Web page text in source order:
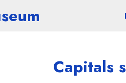
Capitals